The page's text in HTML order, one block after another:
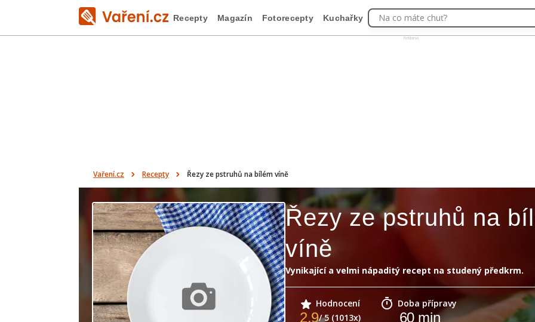
Reklama
Recepty Magazín Fotorecepty Kuchařky Na co máte chuť?
Vaření.cz Recepty Řezy ze pstruhů na bílém víně
Řezy ze pstruhů na
víně
Vynikající a velmi nápaditý recept na studený předkrm.
Hodnocení
2.9/ 5 (1013x)
Doba přípravy
60min